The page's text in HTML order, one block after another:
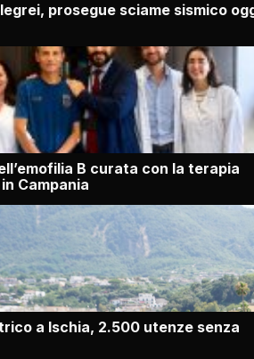
prosegue sciame sismico
B curata con la terapia
Campania
a Ischia, 2.500 utenze senza